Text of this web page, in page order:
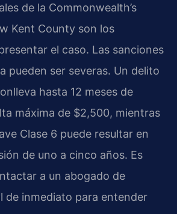
de la Commonwealth’s
Kent County son los
el caso. Las sanciones
pueden ser severas. Un delito
hasta 12 meses de
máxima de $2,500, mientras
Clase 6 puede resultar en
de uno a cinco años. Es
a un abogado de
de inmediato para entender